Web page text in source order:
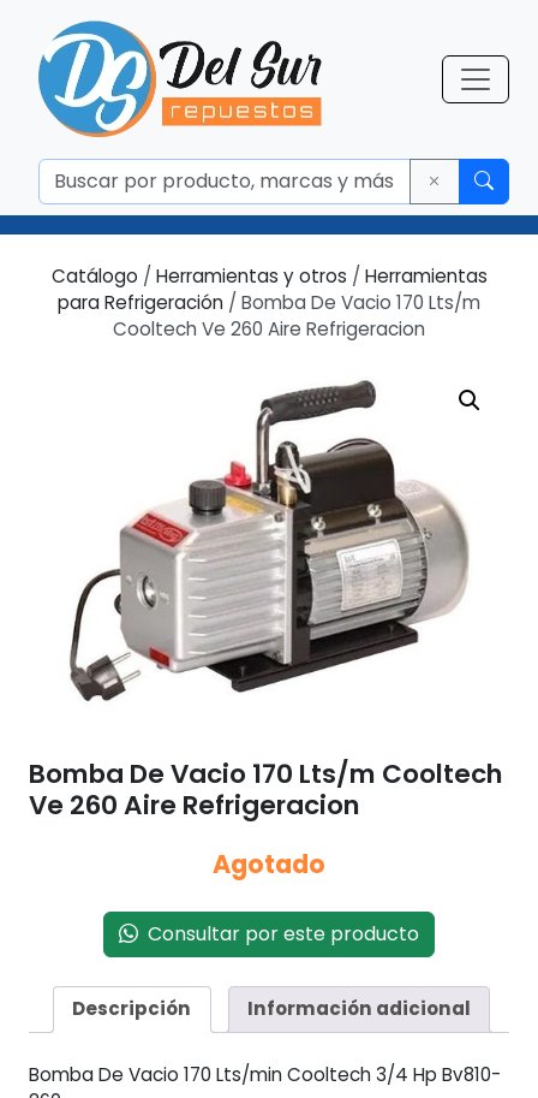
Catálogo / Herramientas y otros / Herramientas
para Refrigeración / Bomba De Vacio 170 Lts/m
Cooltech Ve 260 Aire Refrigeracion
Bomba De Vacio 170 Lts/m Cooltech
Ve 260 Aire Refrigeracion
Agotado
Consultar por este producto
Descripción Información adicional
Bomba De Vacio 170 Lts/min Cooltech 3/4 Hp Bv810-